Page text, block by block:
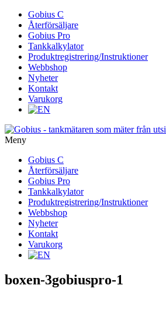
vidare
innehåll
Gobius C
Återförsäljare
Gobius Pro
Tankkalkylator
Produktregistrering/Instruktioner
Webbshop
Nyheter
Kontakt
Varukorg
Meny
vidare
innehåll
Gobius C
Återförsäljare
Gobius Pro
Tankkalkylator
Produktregistrering/Instruktioner
Webbshop
Nyheter
Kontakt
Varukorg
boxen-3gobiuspro-1